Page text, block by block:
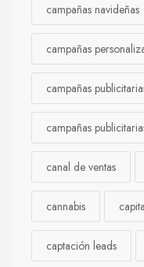
campañas navideñas
campañas
campañas
campañas
canal de ventas
cannabis
captación leads